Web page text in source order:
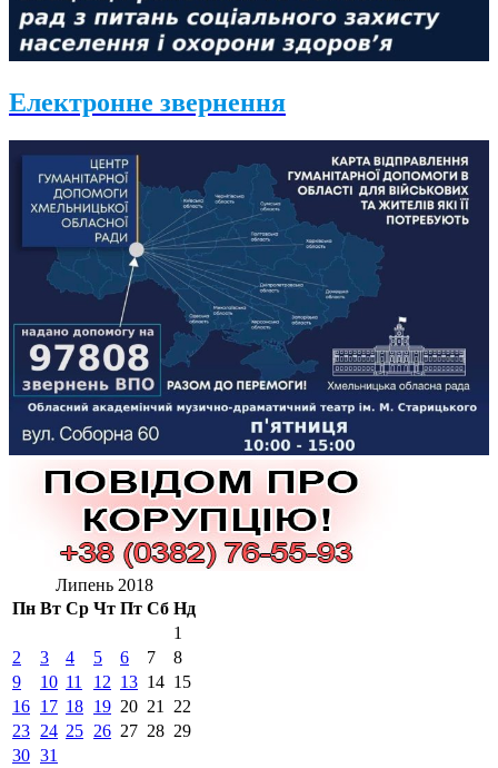
Електронне звернення
Липень 2018
Пн Вт Ср Чт Пт Сб Нд
1
2
3 4 5 6 7
8
9
10 11 12 13 14 15
16 17 18 19 20 21
22
23 24 25 26 27 28 29
30 31